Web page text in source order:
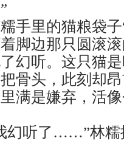
里的猫粮袋子“
脚边那只圆滚
幻听。这只猫
骨头，此刻却
满是嫌弃，活
听了……”林糯揉